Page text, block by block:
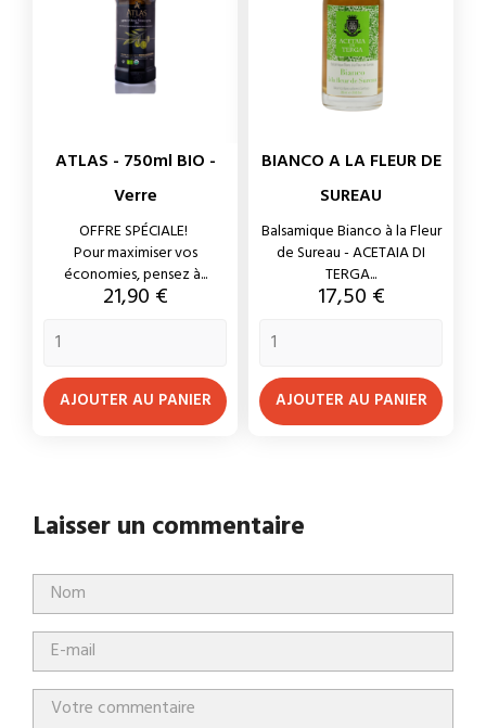
ATLAS - 750ml BIO -
Verre
OFFRE SPÉCIALE!
Pour maximiser vos
économies, pensez à...
Prix
21,90 €
AJOUTER AU PANIER
BIANCO A LA FLEUR DE
SUREAU
Balsamique Bianco à la Fleur
de Sureau - ACETAIA DI
TERGA...
Prix
17,50 €
AJOUTER AU PANIER
Laisser un commentaire